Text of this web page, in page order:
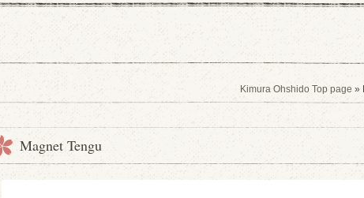
Kimura Ohshido Top page »
Magnet Tengu